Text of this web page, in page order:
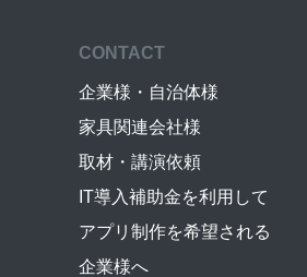
CONTACT
企業様・自治体様
家具関連会社様
取材・講演依頼
IT導入補助金を利用して
アプリ制作を希望される
企業様へ